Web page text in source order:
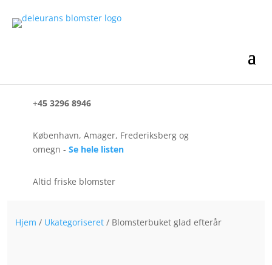
+45 3296 8946
København, Amager, Frederiksberg og
omegn - Se hele listen
Altid friske blomster
Hjem / Ukategoriseret / Blomsterbuket glad efterår